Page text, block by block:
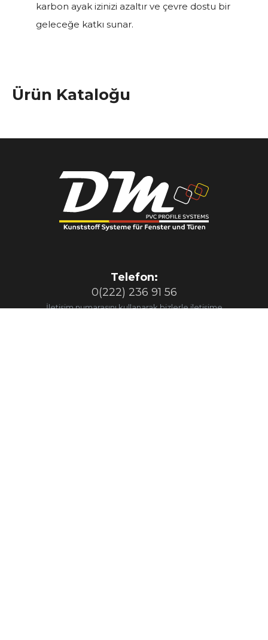
karbon ayak izinizi azaltır ve çevre dostu bir
geleceğe katkı sunar.
Ürün Kataloğu
Telefon:
0(222) 236 91 56
İletişim numarasını kullanarak bizlerle iletişime